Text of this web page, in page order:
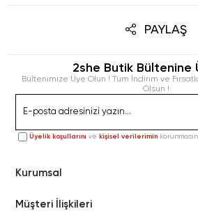
PAYLAŞ
2she Butik Bültenine
Bültenimize Üye Olun ! Tüm İndirim ve
Olsun !
Üyelik koşullarını ve kişisel verilerimin
Kurumsal
Müşteri İlişkileri